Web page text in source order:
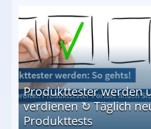
Produkttester werden
verdienen ↻ Täglich
Produkttests